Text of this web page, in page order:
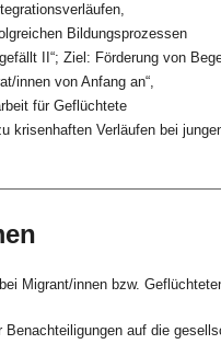
Bildungsprozessen
II“; Ziel: Förderung von
innen von Anfang an“,
für Geflüchtete
krisenhaften Verläufen bei
Migrant/innen bzw.
auf die